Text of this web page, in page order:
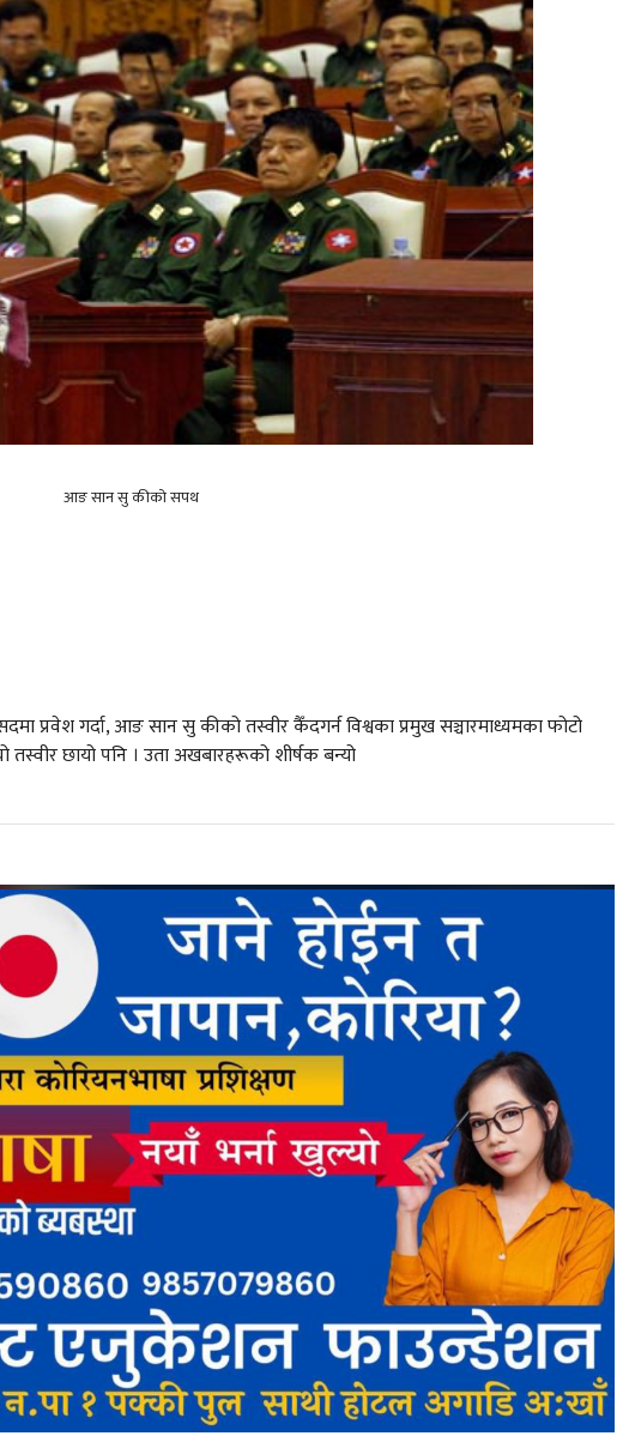
आङ सान सु कीको सपथ
प्रवेश गर्दा, आङ सान सु कीको तस्वीर कैँदगर्न विश्वका प्रमुख सञ्चारमाध्यमका फोटो
तस्वीर छायो पनि । उता अखबारहरूको शीर्षक बन्यो